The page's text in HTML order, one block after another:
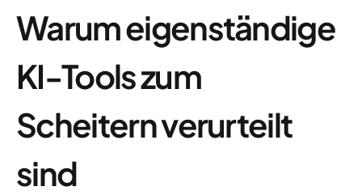
Warum eigenständige
KI-Tools zum
Scheitern verurteilt
sind